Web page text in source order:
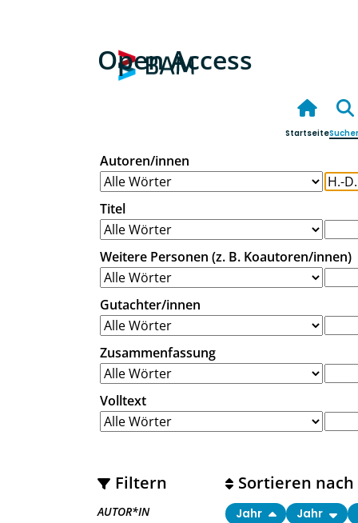
Open Access
Startseite
Autoren/innen
Titel
Weitere Personen (z. B. Koautoren/innen)
Gutachter/innen
Zusammenfassung
Volltext
Filtern
AUTOR*IN
Sortieren nach
Jahr Jahr